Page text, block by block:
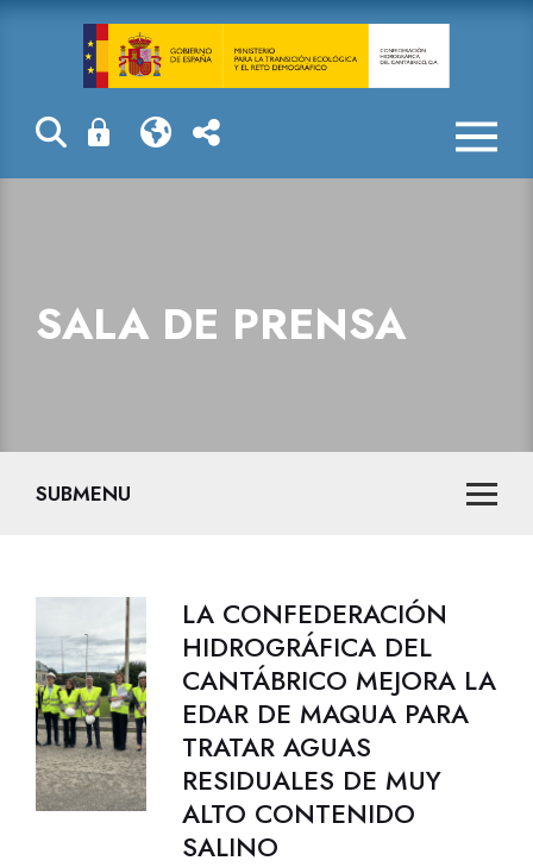
Sala de prensa
SALA DE PRENSA
SUBMENU
LA CONFEDERACIÓN
HIDROGRÁFICA DEL
CANTÁBRICO MEJORA LA
EDAR DE MAQUA PARA
TRATAR AGUAS
RESIDUALES DE MUY
ALTO CONTENIDO
SALINO